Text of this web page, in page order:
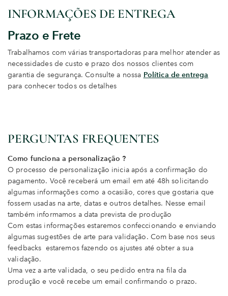
INFORMAÇÕES DE ENTREGA
Prazo e Frete
Trabalhamos com várias transportadoras para melhor atender as
necessidades de custo e prazo dos nossos clientes com
garantia de segurança. Consulte a nossa Política de entrega
para conhecer todos os detalhes
PERGUNTAS FREQUENTES
Como funciona a personalização ?
O processo de personalização inicia após a confirmação do
pagamento. Você receberá um email em até 48h solicitando
algumas informações como a ocasião, cores que gostaria que
fossem usadas na arte, datas e outros detalhes. Nesse email
também informamos a data prevista de produção
Com estas informações estaremos confeccionando e enviando
algumas sugestões de arte para validação. Com base nos seus
feedbacks estaremos fazendo os ajustes até obter a sua
validação.
Uma vez a arte validada, o seu pedido entra na fila da
produção e você recebe um email confirmando o prazo.